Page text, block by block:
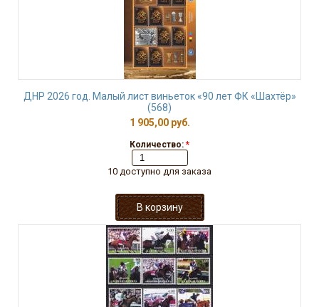
ДНР 2026 год. Малый лист виньеток «90 лет ФК «Шахтёр»
(568)
1 905,00 руб.
Количество: *
10 доступно для заказа